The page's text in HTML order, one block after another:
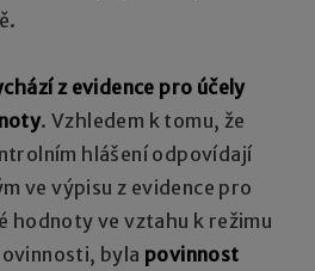
z evidence pro účely
. Vzhledem k tomu, že
hlášení odpovídají
ve výpisu z evidence pro
hodnoty ve vztahu k režimu
byla povinnost